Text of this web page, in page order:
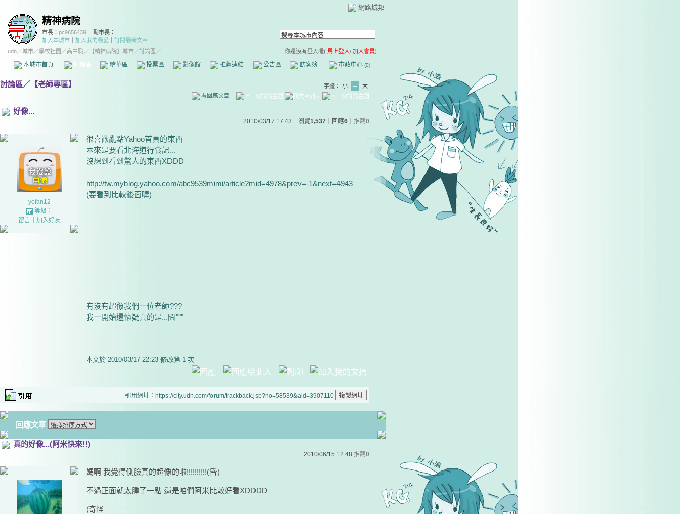
網路城邦
精神病院
市長： pc9656439
副市長：
加入本城市
加入我的最愛
訂閱最新文章
udn／城市／學校社團 ／高中職／ 【精神病院】城市／討論區／ 你還沒有登入喔( 馬上登入/ 加入會員)
本城市首頁 討論區 精華區 投票區 影像館 推薦連結 公告區 訪客簿 市政中心 (0)
討論區／ 【老師專區】 字體： 小 中
大
看回應文章
好像...
2010/03/17 17:43 瀏覽1,537 ｜回應6 推薦0
yofan12
等級：
留言｜ 加入好友
很喜歡亂點Yahoo首頁的東西
本來是要看北海道行食記...
沒想到看到驚人的東西XDDD
http://tw.myblog.yahoo.com/abc9539mimi/article?mid=4978&prev=-1&next=4943
(要看到比較後面喔)
有沒有超像我們一位老師???
我一開始還懷疑真的是...囧"""
本文於 2010/03/17 22:23 修改第 1 次
引用網址：https://city.udn.com/forum/trackback.jsp?no=58539&aid=3907110
回應文章
真的好像...(阿米快來!!)
2010/06/15 12:48 推薦0
媽啊 我覺得側臉真的超像的啦!!!!!!!!!!(昏)
不過正面就太腫了一點 還是咱們阿米比較好看XDDDD
(奇怪